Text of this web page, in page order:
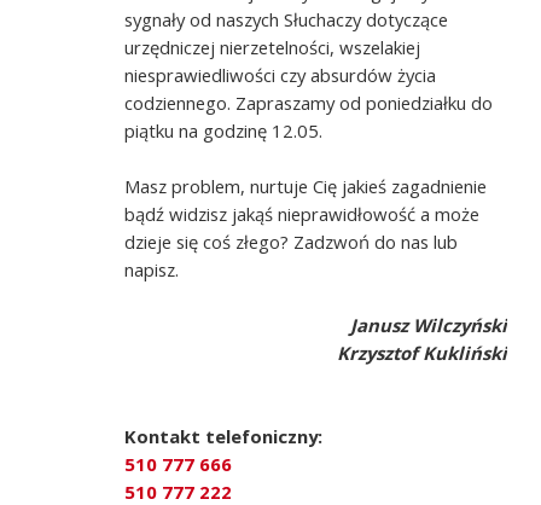
sygnały od naszych Słuchaczy dotyczące
urzędniczej nierzetelności, wszelakiej
niesprawiedliwości czy absurdów życia
codziennego. Zapraszamy od poniedziałku do
piątku na godzinę 12.05.
Masz problem, nurtuje Cię jakieś zagadnienie
bądź widzisz jakąś nieprawidłowość a może
dzieje się coś złego? Zadzwoń do nas lub
napisz.
Janusz Wilczyński
Krzysztof Kukliński
Kontakt telefoniczny:
510 777 666
510 777 222